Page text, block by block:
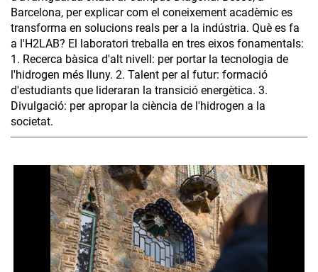
Barcelona, per explicar com el coneixement acadèmic es
transforma en solucions reals per a la indústria. Què es fa
a l'H2LAB? El laboratori treballa en tres eixos fonamentals:
1. Recerca bàsica d'alt nivell: per portar la tecnologia de
l'hidrogen més lluny. 2. Talent per al futur: formació
d'estudiants que lideraran la transició energètica. 3.
Divulgació: per apropar la ciència de l'hidrogen a la
societat.